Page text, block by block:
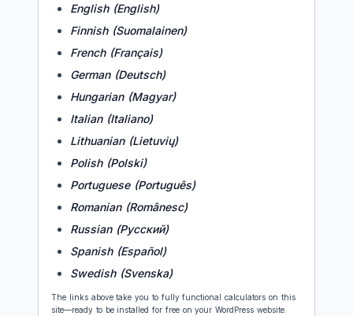
English (English)
Finnish (Suomalainen)
French (Français)
German (Deutsch)
Hungarian (Magyar)
Italian (Italiano)
Lithuanian (Lietuvių)
Polish (Polski)
Portuguese (Português)
Romanian (Românesc)
Russian (Русский)
Spanish (Español)
Swedish (Svenska)
The links above take you to fully functional calculators on this
site—ready to be installed for free on your WordPress website.